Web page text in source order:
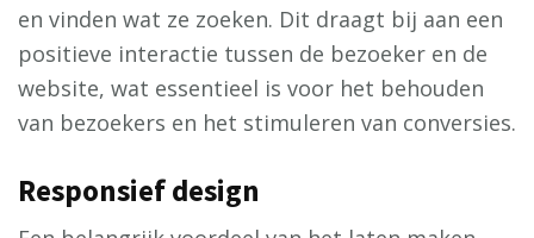
en vinden wat ze zoeken. Dit draagt bij aan een
positieve interactie tussen de bezoeker en de
website, wat essentieel is voor het behouden
van bezoekers en het stimuleren van conversies.
Responsief design